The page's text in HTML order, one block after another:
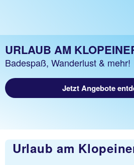
URLAUB AM
Badespaß, Wanderlust & mehr!
Jetzt Angebote
Urlaub am